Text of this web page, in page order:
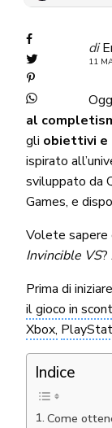
di
11
al
gli obiettivi e
ispirato
sviluppato da
Games, e
Volete
Invincible VS?
Prima di
il gioco in
Xbox,
Indice
Come